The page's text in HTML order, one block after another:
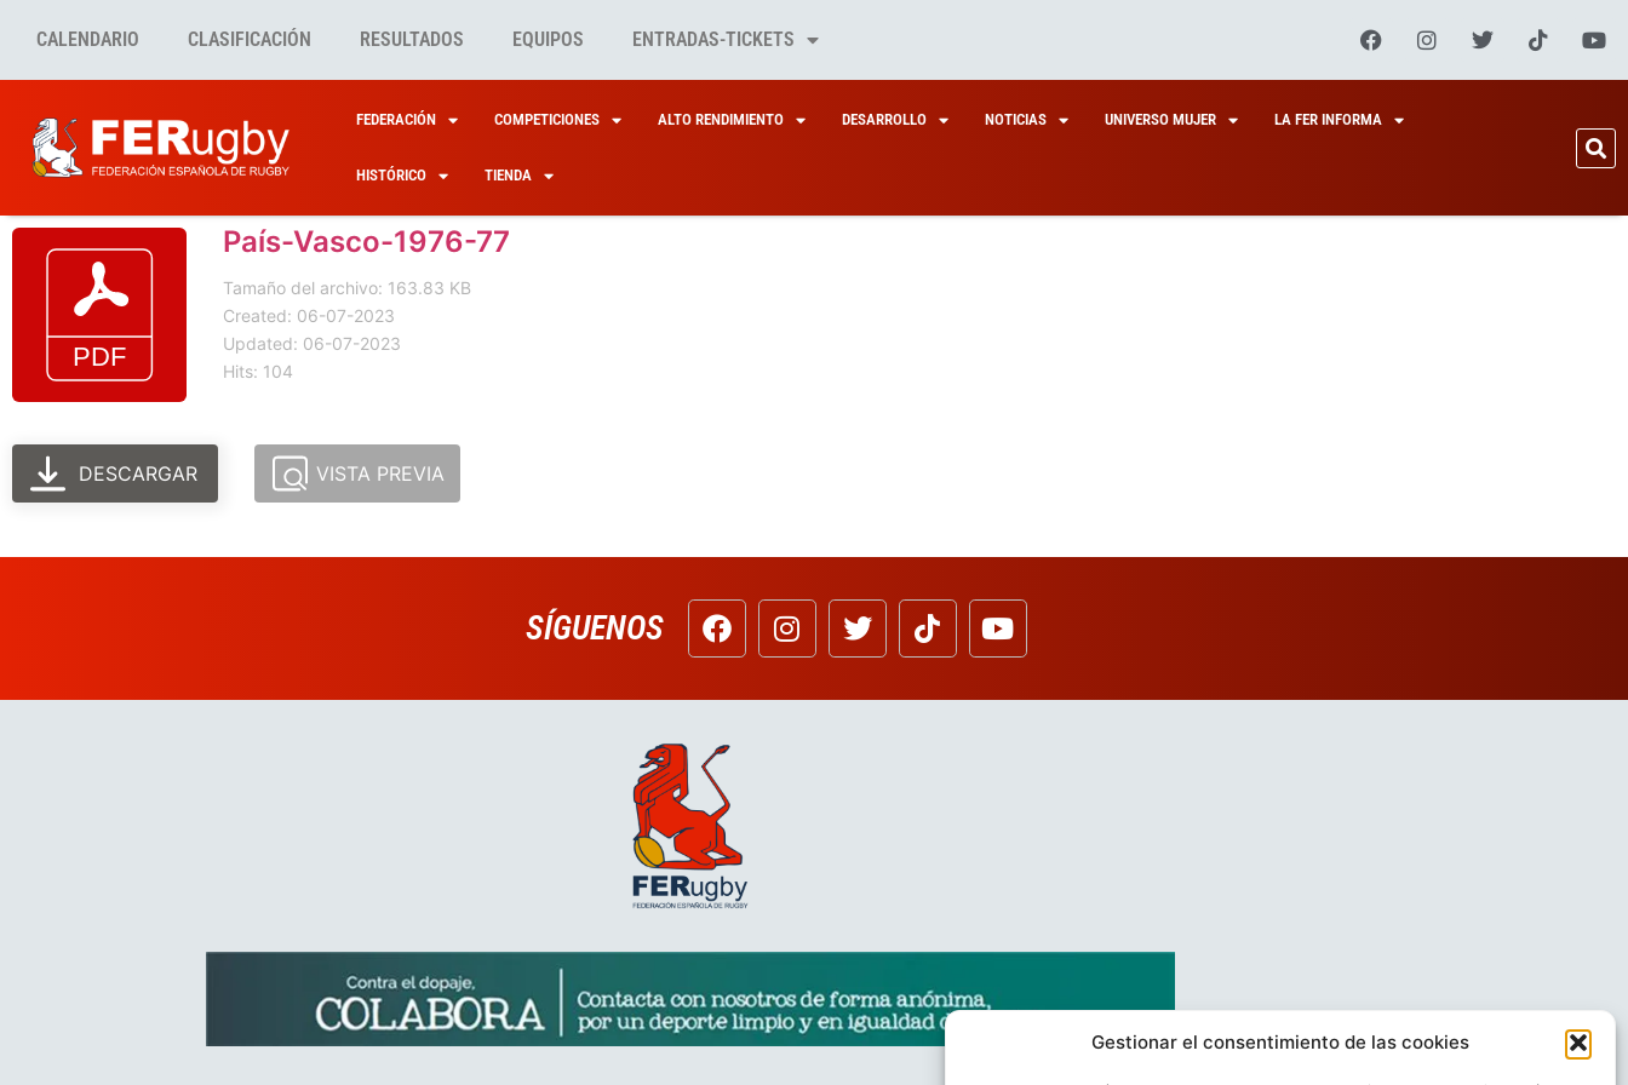
Gestionar el consentimiento de las cookies
CALENDARIO CLASIFICACIÓN RESULTADOS EQUIPOS ENTRADAS-TICKETS
FEDERACIÓN COMPETICIONES ALTO RENDIMIENTO DESARROLLO NOTICIAS UNIVERSO MUJER LA FER INFORMA
HISTÓRICO TIENDA
País-Vasco-1976-77
Tamaño del archivo: 163.83 KB
Created: 06-07-2023
Updated: 06-07-2023
Hits: 104
DESCARGAR VISTA PREVIA
SÍGUENOS